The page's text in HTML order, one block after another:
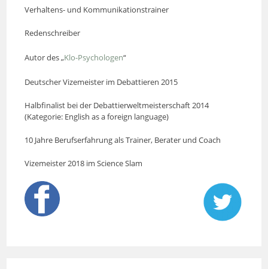
Verhaltens- und Kommunikationstrainer
Redenschreiber
Autor des „Klo-Psychologen“
Deutscher Vizemeister im Debattieren 2015
Halbfinalist bei der Debattierweltmeisterschaft 2014
(Kategorie: English as a foreign language)
10 Jahre Berufserfahrung als Trainer, Berater und Coach
Vizemeister 2018 im Science Slam